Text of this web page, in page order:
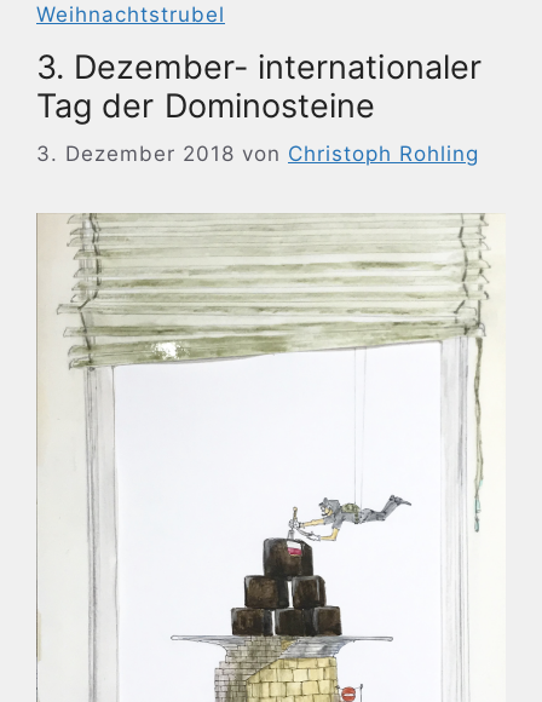
Weihnachtstrubel
3. Dezember- internationaler
Tag der Dominosteine
3. Dezember 2018 von Christoph Rohling